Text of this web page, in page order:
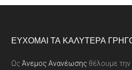
Footer
ΕΎΧΟΜΑΙ ΤΑ ΚΑΛΎΤΕΡΑ
ΩςΆνεμος Ανανέωσης θέλουμε